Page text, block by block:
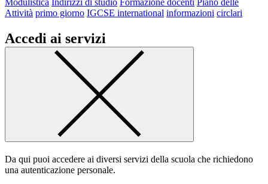
Attività primo giorno IGCSE international informazioni circlari
Accedi ai servizi
Da qui puoi accedere ai diversi servizi della scuola che richiedono
una autenticazione personale.